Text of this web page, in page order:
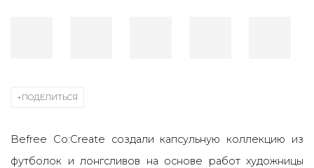
ПОДЕЛИТЬСЯ
Befree Co:Create создали капсульную коллекцию из
футболок и лонгсливов на основе работ художницы